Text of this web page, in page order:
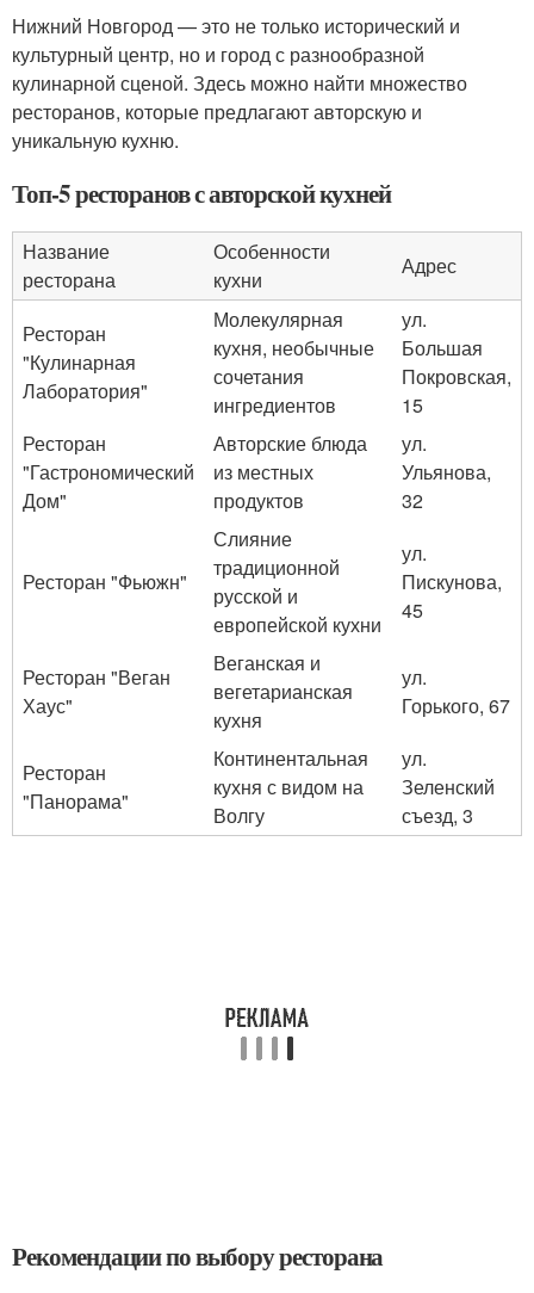
Нижний Новгород — это не только исторический и
культурный центр, но и город с разнообразной
кулинарной сценой. Здесь можно найти множество
ресторанов, которые предлагают авторскую и
уникальную кухню.
Топ-5 ресторанов с авторской кухней
Название
ресторана
Особенности
кухни
Адрес
Ресторан
"Кулинарная
Лаборатория"
Молекулярная
кухня, необычные
сочетания
ингредиентов
ул.
Большая
Покровская,
15
Ресторан
"Гастрономический
Дом"
Авторские блюда
из местных
продуктов
ул.
Ульянова,
32
Ресторан "Фьюжн"
Слияние
традиционной
русской и
европейской кухни
ул.
Пискунова,
45
Ресторан "Веган
Хаус"
Веганская и
вегетарианская
кухня
ул.
Горького, 67
Ресторан
"Панорама"
Континентальная
кухня с видом на
Волгу
ул.
Зеленский
съезд, 3
Рекомендации по выбору ресторана